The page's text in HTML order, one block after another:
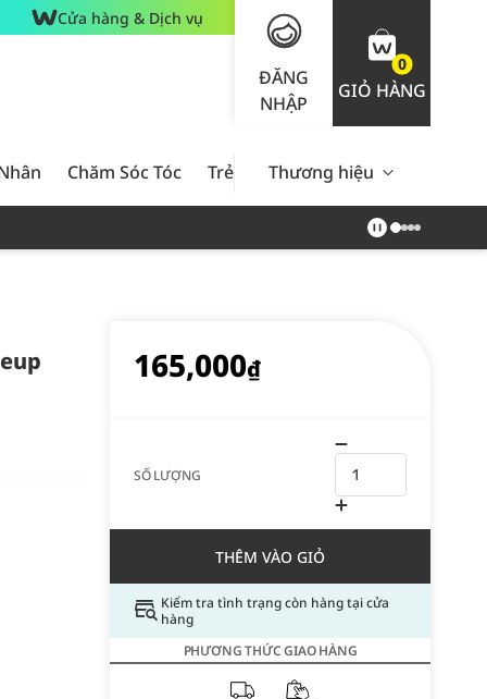
Cửa hàng & Dịch vụ
ĐĂNG
NHẬP
0
GIỎ HÀNG
Chăm Sóc Tóc Trẻ Em Nam Giới Chăm Sóc
Thương hiệu
165,000₫
SỐ LƯỢNG
THÊM VÀO GIỎ
Kiểm tra tình trạng còn hàng tại cửa
hàng
PHƯƠNG THỨC GIAO HÀNG